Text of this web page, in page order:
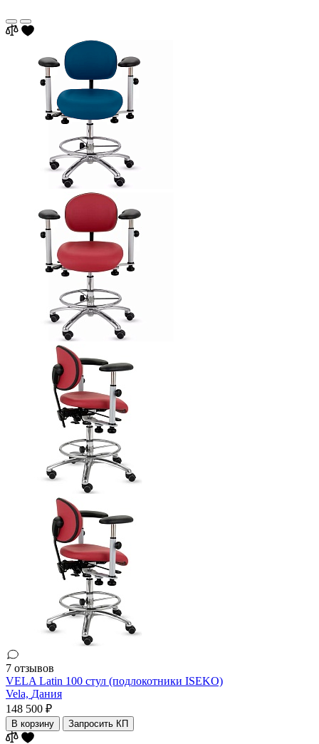
7 отзывов
VELA Latin 100 стул (подлокотники ISEKO)
Vela, Дания
148 500 ₽
В корзину Запросить КП